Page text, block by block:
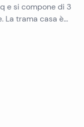
e si compone di 3
La trama casa è